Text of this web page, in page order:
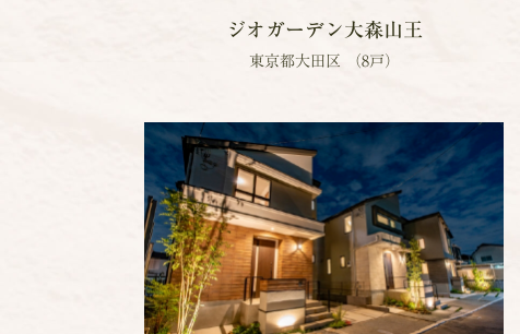
ジオガーデン大森山王
東京都大田区 （8戸）